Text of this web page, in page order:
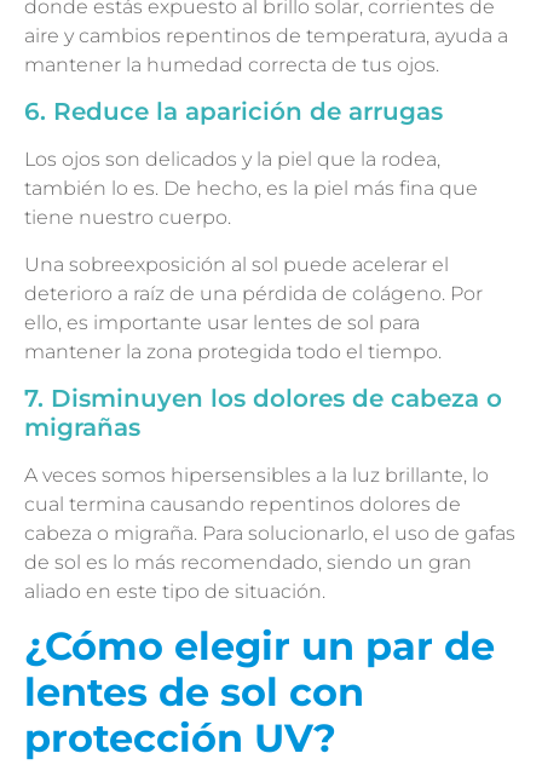
donde estás expuesto al brillo solar, corrientes de
aire y cambios repentinos de temperatura, ayuda a
mantener la humedad correcta de tus ojos.
6. Reduce la aparición de arrugas
Los ojos son delicados y la piel que la rodea,
también lo es. De hecho, es la piel más fina que
tiene nuestro cuerpo.
Una sobreexposición al sol puede acelerar el
deterioro a raíz de una pérdida de colágeno. Por
ello, es importante usar lentes de sol para
mantener la zona protegida todo el tiempo.
7. Disminuyen los dolores de cabeza o
migrañas
A veces somos hipersensibles a la luz brillante, lo
cual termina causando repentinos dolores de
cabeza o migraña. Para solucionarlo, el uso de gafas
de sol es lo más recomendado, siendo un gran
aliado en este tipo de situación.
¿Cómo elegir un par de
lentes de sol con
protección UV?